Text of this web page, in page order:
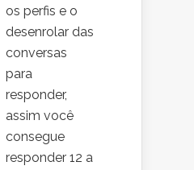
os perfis e o
desenrolar das
conversas
para
responder,
assim você
consegue
responder 12 a